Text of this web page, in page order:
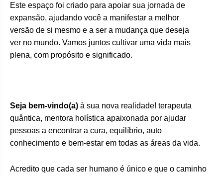
Este espaço foi criado para apoiar sua jornada de
expansão, ajudando você a manifestar a melhor
versão de si mesmo e a ser a mudança que deseja
ver no mundo. Vamos juntos cultivar uma vida mais
plena, com propósito e significado.
Seja bem-vindo(a) à sua nova realidade! terapeuta
quântica, mentora holística apaixonada por ajudar
pessoas a encontrar a cura, equilíbrio, auto
conhecimento e bem-estar em todas as áreas da vida.
Acredito que cada ser humano é único e que o caminho